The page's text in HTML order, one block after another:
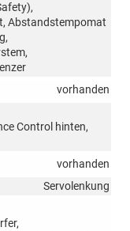
Abstandstempomat
vorhanden
Control hinten,
vorhanden
Servolenkung